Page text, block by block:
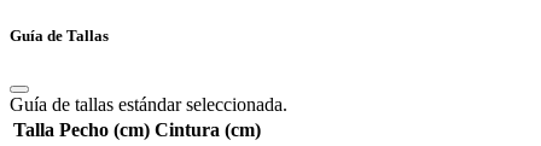
Guía de Tallas
Guía de tallas estándar seleccionada.
Talla Pecho (cm) Cintura (cm)